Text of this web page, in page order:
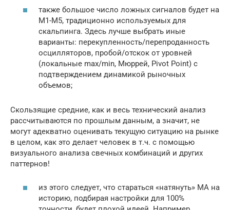
также большое число ложных сигналов будет на
М1-М5, традиционно используемых для
скальпинга. Здесь лучше выбрать иные
варианты: перекупленность/перепроданность
осцилляторов, пробой/отскок от уровней
(локальные max/min, Мюррей, Pivot Point) с
подтверждением динамикой рыночных
объемов;
Скользящие средние, как и весь технический анализ
рассчитываются по прошлым данным, а значит, не
могут адекватно оценивать текущую ситуацию на рынке
в целом, как это делает человек в т.ч. с помощью
визуального анализа свечных комбинаций и других
паттернов!
из этого следует, что стараться «натянуть» MA на
историю, подбирая настройки для 100%